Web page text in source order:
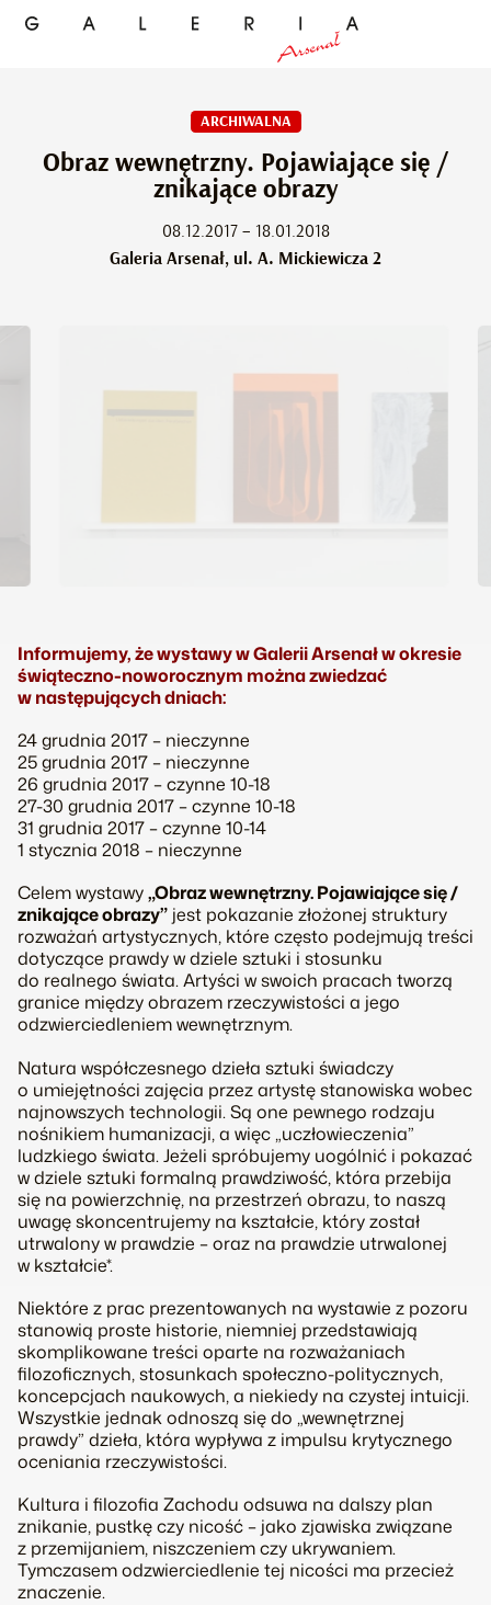
ARCHIWALNA
Obraz wewnętrzny. Pojawiające się /
znikające obrazy
08.12.2017 – 18.01.2018
Galeria Arsenał, ul. A. Mickiewicza 2
Informujemy, że wystawy w Galerii Arsenał w okresie
świąteczno-noworocznym można zwiedzać
w następujących dniach:
24 grudnia 2017 – nieczynne
25 grudnia 2017 – nieczynne
26 grudnia 2017 – czynne 10-18
27-30 grudnia 2017 – czynne 10-18
31 grudnia 2017 – czynne 10-14
1 stycznia 2018 – nieczynne
Celem wystawy„Obraz wewnętrzny. Pojawiające się /
znikające obrazy” jest pokazanie złożonej struktury
rozważań artystycznych, które często podejmują treści
dotyczące prawdy w dziele sztuki i stosunku
do realnego świata. Artyści w swoich pracach tworzą
granice między obrazem rzeczywistości a jego
odzwierciedleniem wewnętrznym.
Natura współczesnego dzieła sztuki świadczy
o umiejętności zajęcia przez artystę stanowiska wobec
najnowszych technologii. Są one pewnego rodzaju
nośnikiem humanizacji, a więc „uczłowieczenia”
ludzkiego świata. Jeżeli spróbujemy uogólnić i pokazać
w dziele sztuki formalną prawdziwość, która przebija
się na powierzchnię, na przestrzeń obrazu, to naszą
uwagę skoncentrujemy na kształcie, który został
utrwalony w prawdzie – oraz na prawdzie utrwalonej
w kształcie*.
Niektóre z prac prezentowanych na wystawie z pozoru
stanowią proste historie, niemniej przedstawiają
skomplikowane treści oparte na rozważaniach
filozoficznych, stosunkach społeczno-politycznych,
koncepcjach naukowych, a niekiedy na czystej intuicji.
Wszystkie jednak odnoszą się do „wewnętrznej
prawdy” dzieła, która wypływa z impulsu krytycznego
oceniania rzeczywistości.
Kultura i filozofia Zachodu odsuwa na dalszy plan
znikanie, pustkę czy nicość – jako zjawiska związane
z przemijaniem, niszczeniem czy ukrywaniem.
Tymczasem odzwierciedlenie tej nicości ma przecież
znaczenie.